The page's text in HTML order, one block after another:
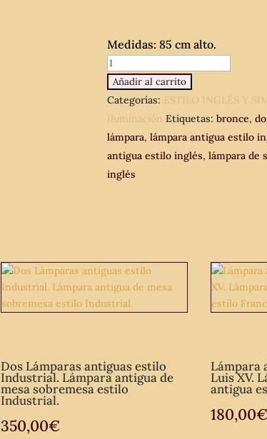
Medidas: 85 cm alto.
Lámpara
de
sobremesa
antigua
estilo
Inglés
85
de
mesa
antigua.
Añadir al carrito
Categorías: ESTILO INGLÉS Y
Iluminación Etiquetas: bronce,
lámpara, lámpara antigua estilo
antigua estilo inglés, lámpara de
inglés
Dos Lámparas antiguas estilo
Industrial. Lámpara antigua de
mesa sobremesa estilo
Industrial.
350,00€
Lámpara
Luis XV.
antigua
180,00€